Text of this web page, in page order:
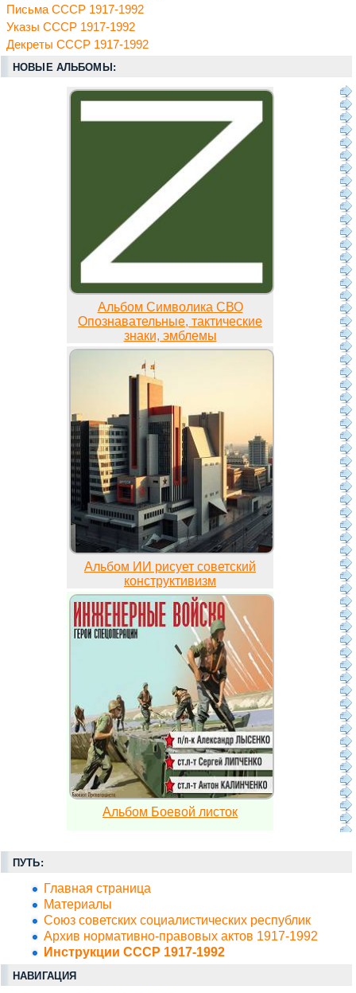
Письма СССР 1917-1992
Указы СССР 1917-1992
Декреты СССР 1917-1992
НОВЫЕ АЛЬБОМЫ:
Альбом Символика СВО
Опознавательные, тактические
знаки, эмблемы
Альбом ИИ рисует советский
конструктивизм
Альбом Боевой листок
ПУТЬ:
Главная страница
Материалы
Союз советских социалистических республик
Архив нормативно-правовых актов 1917-1992
Инструкции СССР 1917-1992
НАВИГАЦИЯ